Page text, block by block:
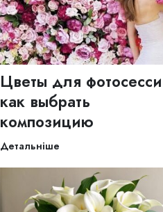
Цветы для
как выбрать
композицию
Детальніше